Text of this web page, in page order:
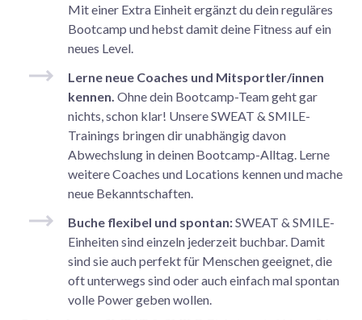
Mit einer Extra Einheit ergänzt du dein reguläres
Bootcamp und hebst damit deine Fitness auf ein
neues Level.
Lerne neue Coaches und Mitsportler/innen
kennen. Ohne dein Bootcamp-Team geht gar
nichts, schon klar! Unsere SWEAT & SMILE-
Trainings bringen dir unabhängig davon
Abwechslung in deinen Bootcamp-Alltag. Lerne
weitere Coaches und Locations kennen und mache
neue Bekanntschaften.
Buche flexibel und spontan:SWEAT & SMILE-
Einheiten sind einzeln jederzeit buchbar. Damit
sind sie auch perfekt für Menschen geeignet, die
oft unterwegs sind oder auch einfach mal spontan
volle Power geben wollen.